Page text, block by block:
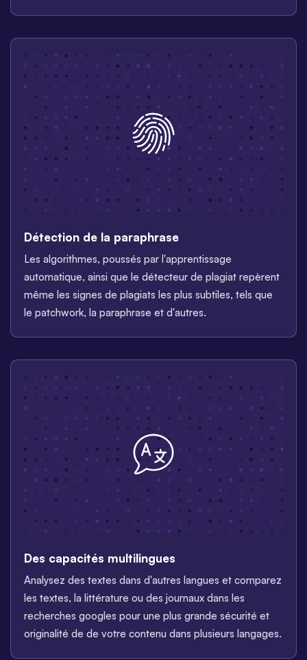
Détection de la paraphrase
Les algorithmes, poussés par l'apprentissage
automatique, ainsi que le détecteur de plagiat repèrent
même les signes de plagiats les plus subtiles, tels que
le patchwork, la paraphrase et d'autres.
Des capacités multilingues
Analysez des textes dans d'autres langues et comparez
les textes, la littérature ou des journaux dans les
recherches googles pour une plus grande sécurité et
originalité de de votre contenu dans plusieurs langages.